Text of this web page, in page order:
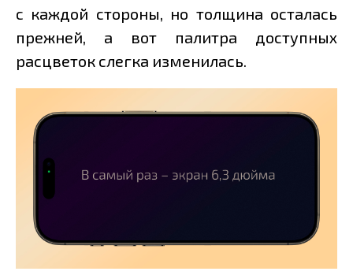
с каждой стороны, но толщина осталась
прежней, а вот палитра доступных
расцветок слегка изменилась.